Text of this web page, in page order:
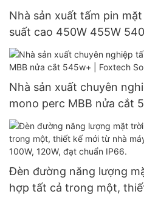
Nhà sản xuất tấm pin
suất cao 450W 455W
từ Trung Quốc với giá tốt.
Nhà sản xuất chuyên
mono perc MBB nửa cắt
Đèn đường năng lượng
hợp tất cả trong một,